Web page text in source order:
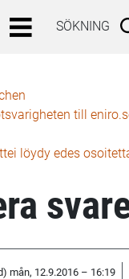
SÖKNING
till
löydy edes
mån, 12.9.2016 – 16:19